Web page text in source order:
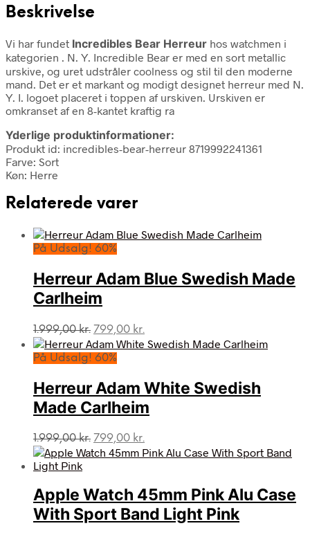
Beskrivelse
Vi har fundet Incredibles Bear Herreur hos watchmen i
kategorien . N. Y. Incredible Bear er med en sort metallic
urskive, og uret udstråler coolness og stil til den moderne
mand. Det er et markant og modigt designet herreur med N.
Y. I. logoet placeret i toppen af urskiven. Urskiven er
omkranset af en 8-kantet kraftig ra
Yderlige produktinformationer:
Produkt id: incredibles-bear-herreur 8719992241361
Farve: Sort
Køn: Herre
Relaterede varer
På Udsalg! 60%
Herreur Adam Blue Swedish Made
Carlheim
1.999,00kr. Den
oprindelige
pris
1.999,00 kr..
799,00 kr.
aktuelle
799,00 kr..
På Udsalg! 60%
Herreur Adam White Swedish
Made Carlheim
1.999,00kr. Den
oprindelige
1.999,00 kr..
799,00 kr.
aktuelle
799,00 kr..
Apple Watch 45mm Pink Alu Case
With Sport Band Light Pink